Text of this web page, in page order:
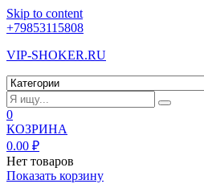
Skip to content
+79853115808
VIP-SHOKER.RU
0
КОЗРИНА
0.00 ₽
Нет товаров
Показать корзину